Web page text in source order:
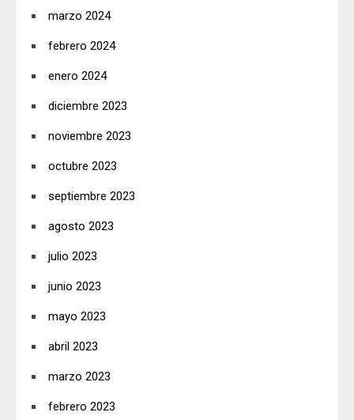
marzo 2024
febrero 2024
enero 2024
diciembre 2023
noviembre 2023
octubre 2023
septiembre 2023
agosto 2023
julio 2023
junio 2023
mayo 2023
abril 2023
marzo 2023
febrero 2023